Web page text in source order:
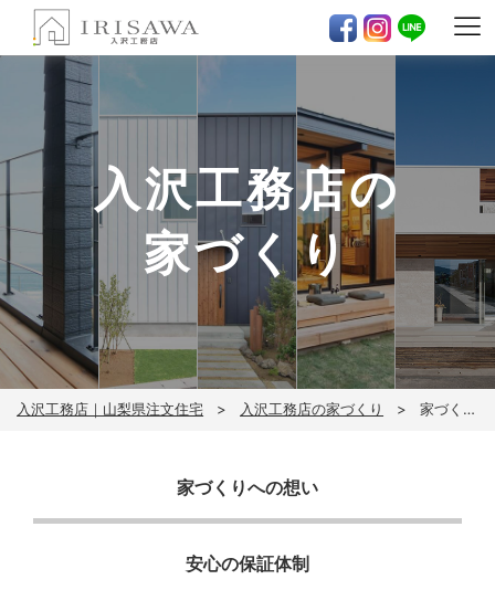
入沢工務店の
家づくり
入沢工務店｜山梨県注文住宅 入沢工務店の家づくり 家づくりの進め方
家づくりへの想い
安心の保証体制